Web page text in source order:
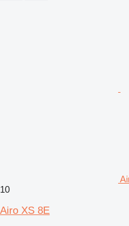
10
Airo XS 8E